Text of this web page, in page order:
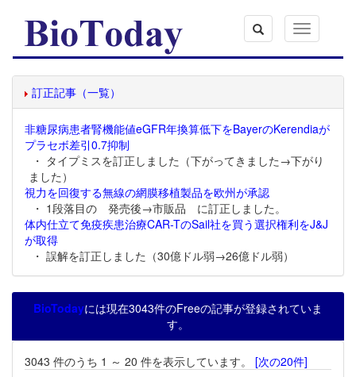
Toggle
navigation
訂正記事（一覧）
非糖尿病患者腎機能値eGFR年換算低下をBayerのKerendiaが
プラセボ差引0.7抑制
・ タイプミスを訂正しました（下がってきました→下がり
ました）
視力を回復する無線の網膜移植製品を欧州が承認
・ 1段落目の 発売後→市販品 に訂正しました。
体内仕立て免疫疾患治療CAR-TのSail社を買う選択権利をJ&J
が取得
・ 誤解を訂正しました（30億ドル弱→26億ドル弱）
BioTodayには現在3043件のFreeの記事が登録されていま
す。
3043 件のうち 1 ～ 20 件を表示しています。 [次の20件]